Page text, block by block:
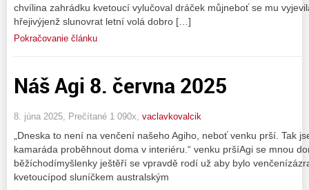
chvílina zahrádku kvetoucí vylučoval dráček můjneboť se mu
hřejivýjenž slunovrat letní volá dobro […]
Pokračovanie článku
Náš Agi 8. června 2025
8. júna 2025, Prečítané 1 090x, vaclavkovalcik
„Dneska to není na venčení našeho Agiho, neboť venku prší. Tak
kamaráda proběhnout doma v interiéru.“ venku pršíAgi se mnou
běžíchodímyšlenky ještěří se vpravdě rodí už aby bylo
kvetoucípod sluníčkem australským